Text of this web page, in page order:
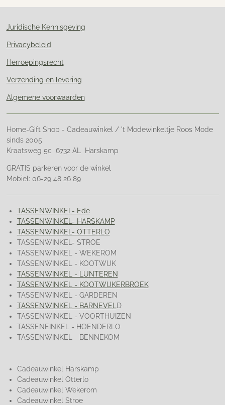
Juridische Kennisgeving
Privacybeleid
Herroepingsrecht
Verzending en levering
Algemene voorwaarden
Home-Gift Shop - Cadeauwinkel / 't Modewinkeltje Roos Mode
sinds 2005
Kraatsweg 5c 6732 AL Harskamp
GRATIS parkeren voor de winkel
Mobiel: 06-29 48 26 89
TASSENWINKEL- Ede
TASSENWINKEL- HARSKAMP
TASSENWINKEL- OTTERLO
TASSENWINKEL- STROE
TASSENWINKEL - WEKEROM
TASSENWINKEL - KOOTWIJK
TASSENWINKEL - LUNTEREN
TASSENWINKEL - KOOTWIJKERBROEK
TASSENWINKEL - GARDEREN
TASSENWINKEL - BARNEVEL
D
TASSENWINKEL - VOORTHUIZEN
TASSENEINKEL - HOENDERLO
TASSENWINKEL - BENNEKOM
Cadeauwinkel Harskamp
Cadeauwinkel Otterlo
Cadeauwinkel Wekerom
Cadeauwinkel Stroe